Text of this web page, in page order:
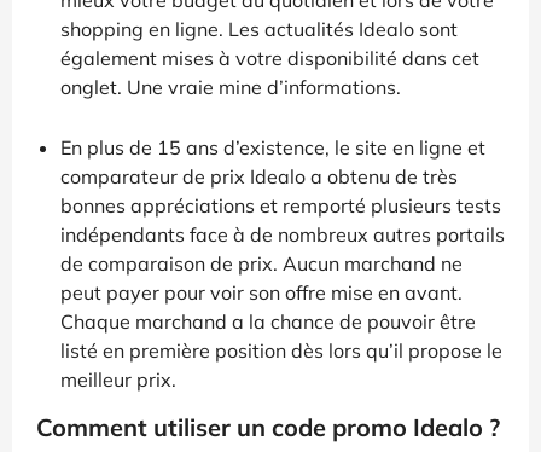
shopping en ligne. Les actualités Idealo sont
également mises à votre disponibilité dans cet
onglet. Une vraie mine d’informations.
En plus de 15 ans d’existence, le site en ligne et
comparateur de prix Idealo a obtenu de très
bonnes appréciations et remporté plusieurs tests
indépendants face à de nombreux autres portails
de comparaison de prix. Aucun marchand ne
peut payer pour voir son offre mise en avant.
Chaque marchand a la chance de pouvoir être
listé en première position dès lors qu’il propose le
meilleur prix.
Comment utiliser un code promo Idealo ?